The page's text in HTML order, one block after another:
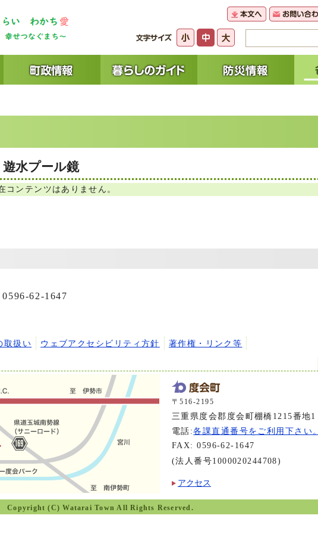
遊水プール鏡
コンテンツはありません。
62-1647
取扱い ウェブアクセシビリティ方針 著作権・リンク等
〒516-2195
三重県度会郡度会町棚橋1215番地1
電話:各課直通番号をご利用下さい。
FAX: 0596-62-1647
(法人番号1000020244708)
アクセス
Copyright (C) Watarai Town All Rights Reserved.